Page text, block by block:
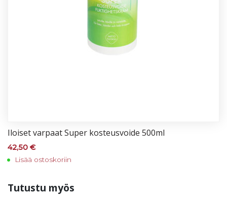
Iloi­set var­paat Su­per kos­teus­voi­de 500ml
42,50 €
Lisää ostoskoriin
Tu­tus­tu myös